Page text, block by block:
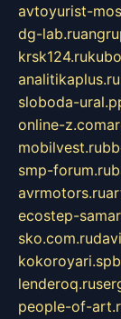
avtoyurist-
dg-lab.ru
krsk124.ru
analitikaplus.ru
sloboda-
online-z.com
mobilvest.ru
smp-forum.ru
avrmotors.ru
ecostep-
sko.com.ru
lenderoq.ru
people-of-